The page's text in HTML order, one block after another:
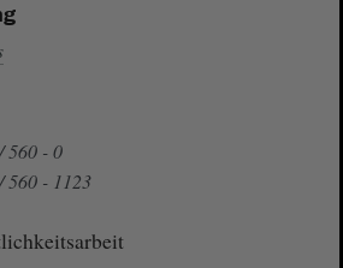
560 - 0
560 - 1123